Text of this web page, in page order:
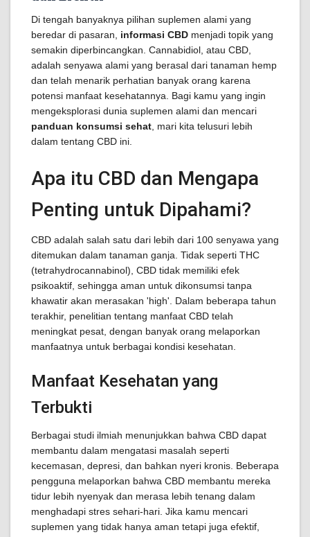
Di tengah banyaknya pilihan suplemen alami yang
beredar di pasaran, informasi CBD menjadi topik yang
semakin diperbincangkan. Cannabidiol, atau CBD,
adalah senyawa alami yang berasal dari tanaman hemp
dan telah menarik perhatian banyak orang karena
potensi manfaat kesehatannya. Bagi kamu yang ingin
mengeksplorasi dunia suplemen alami dan mencari
panduan konsumsi sehat , mari kita telusuri lebih
dalam tentang CBD ini.
Apa itu CBD dan Mengapa
Penting untuk Dipahami?
CBD adalah salah satu dari lebih dari 100 senyawa yang
ditemukan dalam tanaman ganja. Tidak seperti THC
(tetrahydrocannabinol), CBD tidak memiliki efek
psikoaktif, sehingga aman untuk dikonsumsi tanpa
khawatir akan merasakan 'high'. Dalam beberapa tahun
terakhir, penelitian tentang manfaat CBD telah
meningkat pesat, dengan banyak orang melaporkan
manfaatnya untuk berbagai kondisi kesehatan.
Manfaat Kesehatan yang
Terbukti
Berbagai studi ilmiah menunjukkan bahwa CBD dapat
membantu dalam mengatasi masalah seperti
kecemasan, depresi, dan bahkan nyeri kronis. Beberapa
pengguna melaporkan bahwa CBD membantu mereka
tidur lebih nyenyak dan merasa lebih tenang dalam
menghadapi stres sehari-hari. Jika kamu mencari
suplemen yang tidak hanya aman tetapi juga efektif,